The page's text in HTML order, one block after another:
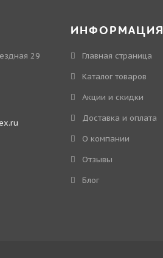
29
ИНФОРМАЦИЯ
Главная страница
Каталог товаров
Акции и скидки
Доставка и оплата
О компании
Отзывы
Блог